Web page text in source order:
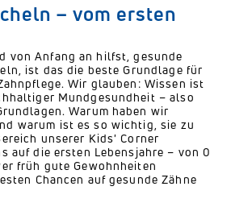
– vom ersten
von Anfang an hilfst, gesunde
ist das die beste Grundlage für
Wir glauben: Wissen ist
Mundgesundheit – also
Warum haben wir
warum ist es so wichtig, sie zu
unserer Kids' Corner
auf die ersten Lebensjahre – von 0
früh gute Gewohnheiten
Chancen auf gesunde Zähne